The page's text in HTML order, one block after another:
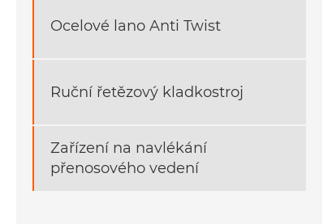
Ocelové lano Anti Twist
Ruční řetězový kladkostroj
Zařízení na navlékání
přenosového vedení